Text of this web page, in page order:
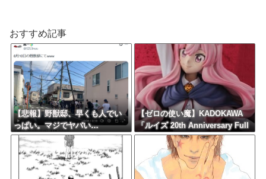
おすすめ記事
【悲報】野獣邸、早くも人でい
っぱい。マジでヤバい…
【ゼロの使い魔】KADOKAWA
「ルイズ 20th Anniversary Full
scale bust model」等身大胸像
フィギュア【予約開始】